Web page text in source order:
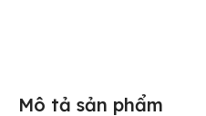
Mô tả sản phẩm